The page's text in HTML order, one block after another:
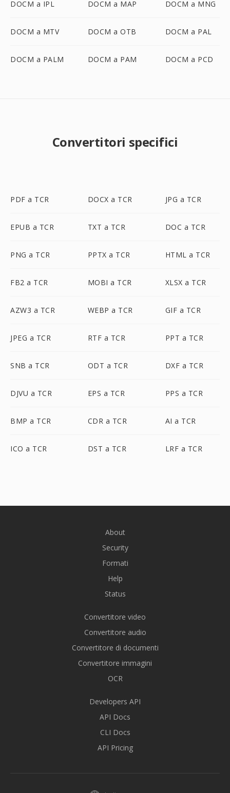
DOCM a IPL DOCM a MAP DOCM a MNG
DOCM a MTV DOCM a OTB DOCM a PAL
DOCM a PALM DOCM a PAM DOCM a PCD
Convertitori specifici
PDF a TCR DOCX a TCR JPG a TCR
EPUB a TCR TXT a TCR DOC a TCR
PNG a TCR PPTX a TCR HTML a TCR
FB2 a TCR MOBI a TCR XLSX a TCR
AZW3 a TCR WEBP a TCR GIF a TCR
JPEG a TCR RTF a TCR PPT a TCR
SNB a TCR ODT a TCR DXF a TCR
DJVU a TCR EPS a TCR PPS a TCR
BMP a TCR CDR a TCR AI a TCR
ICO a TCR DST a TCR LRF a TCR
About
Security
Formati
Help
Status
Convertitore video
Convertitore audio
Convertitore di documenti
Convertitore immagini
OCR
Developers API
API Docs
CLI Docs
API Pricing